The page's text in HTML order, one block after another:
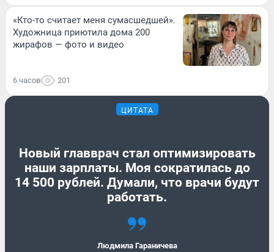
«Кто-то считает меня сумасшедшей».
Художница приютила дома 200
жирафов — фото и видео
6 часов 201
ЦИТАТА
Новый главврач стал оптимизировать
наши зарплаты. Моя сократилась до
14 500 рублей. Думали, что врачи будут
работать.
Людмила Гараничева